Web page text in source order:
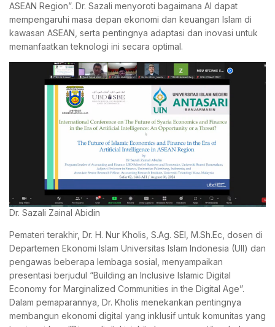
ASEAN Region”. Dr. Sazali menyoroti bagaimana AI dapat
mempengaruhi masa depan ekonomi dan keuangan Islam di
kawasan ASEAN, serta pentingnya adaptasi dan inovasi untuk
memanfaatkan teknologi ini secara optimal.
Dr. Sazali Zainal Abidin
Pemateri terakhir, Dr. H. Nur Kholis, S.Ag. SEI, M.Sh.Ec, dosen di
Departemen Ekonomi Islam Universitas Islam Indonesia (UII) dan
pengawas beberapa lembaga sosial, menyampaikan
presentasi berjudul “Building an Inclusive Islamic Digital
Economy for Marginalized Communities in the Digital Age”.
Dalam pemaparannya, Dr. Kholis menekankan pentingnya
membangun ekonomi digital yang inklusif untuk komunitas yang